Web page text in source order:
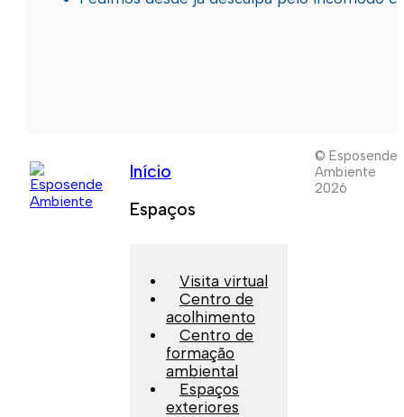
Início
Espaços
Visita virtual
Centro de
acolhimento
Centro de
formação
ambiental
Espaços
exteriores
© Esposende
Ambiente
2026